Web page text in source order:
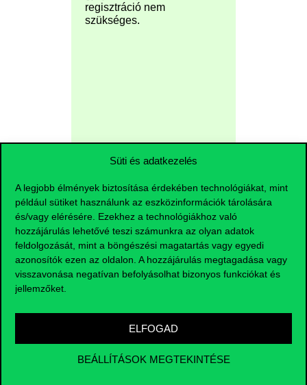
Süti és adatkezelés
A legjobb élmények biztosítása érdekében technológiákat, mint
például sütiket használunk az eszközinformációk tárolására
és/vagy elérésére. Ezekhez a technológiákhoz való
hozzájárulás lehetővé teszi számunkra az olyan adatok
feldolgozását, mint a böngészési magatartás vagy egyedi
azonosítók ezen az oldalon. A hozzájárulás megtagadása vagy
visszavonása negatívan befolyásolhat bizonyos funkciókat és
jellemzőket.
ELFOGAD
BEÁLLÍTÁSOK MEGTEKINTÉSE
regisztráció nem
szükséges.
Maradjunk
kapcsolatban!
Ismerd meg, hogyan
hallgatói felületeket,
és hol találod meg a